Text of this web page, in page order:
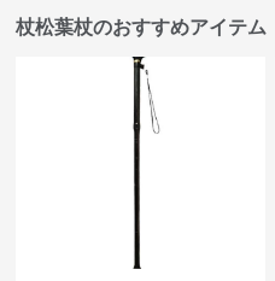
杖松葉杖のおすすめアイテム